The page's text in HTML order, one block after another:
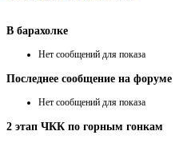
В барахолке
Нет сообщений для показа
Последнее сообщение на форуме
Нет сообщений для показа
2 этап ЧКК по горным гонкам